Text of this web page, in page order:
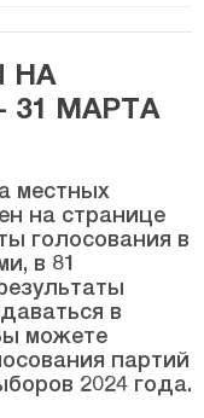
НА
МАРТА
местных
на странице
голосования в
в 81
в
можете
партий
2024 года.